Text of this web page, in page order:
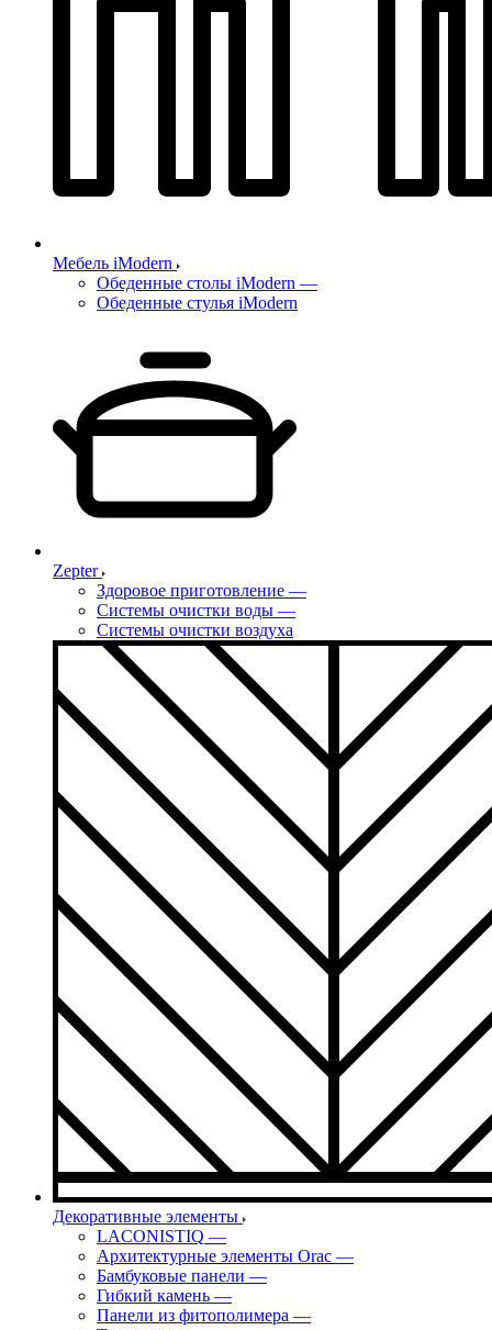
Мебель iModern
Обеденные столы iModern —
Обеденные стулья iModern
Zepter
Здоровое приготовление —
Системы очистки воды —
Системы очистки воздуха
Декоративные элементы
LACONISTIQ —
Архитектурные элементы Orac —
Бамбуковые панели —
Гибкий камень —
Панели из фитополимера —